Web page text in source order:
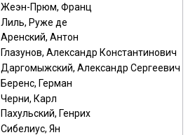
Жеэн-Прюм, Франц
Лиль, Руже де
Аренский, Антон
Глазунов, Александр Константинович
Даргомыжский, Александр Сергеевич
Беренс, Герман
Черни, Карл
Пахульский, Генрих
Сибелиус, Ян